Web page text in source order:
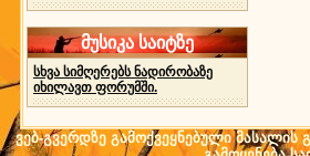
მუსიკა საიტზე
სხვა სიმღერებს ნადირობაზე
იხილავთ ფორუმში.
ვებ-გვერდზე გამოქვეყნებული მასალის